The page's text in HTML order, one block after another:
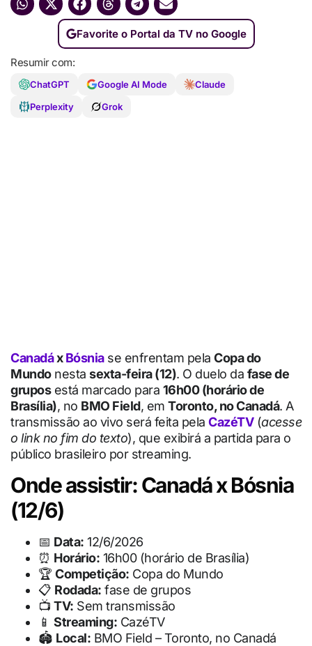
Favorite o Portal da TV no Google
Resumir com:
ChatGPT Google AI Mode
Claude
Perplexity
Grok
CanadáxBósniase enfrentam pela Copa do
Mundonesta sexta-feira (12). O duelo da fase de
gruposestá marcado para 16h00 (horário de
Brasília), no BMO Field, em Toronto, no Canadá. A
transmissão ao vivo será feita pela CazéTV(acesse
o link no fim do texto), que exibirá a partida para o
público brasileiro por streaming.
Onde assistir: Canadá x Bósnia
(12/6)
📅 Data: 12/6/2026
⏰ Horário: 16h00 (horário de Brasília)
🏆 Competição: Copa do Mundo
📋 Rodada: fase de grupos
📺 TV: Sem transmissão
📱 Streaming: CazéTV
🏟 Local: BMO Field – Toronto, no Canadá